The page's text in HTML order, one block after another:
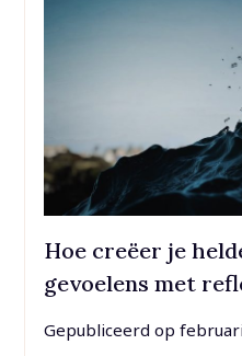
Hoe creëer je
gevoelens met
Gepubliceerd op